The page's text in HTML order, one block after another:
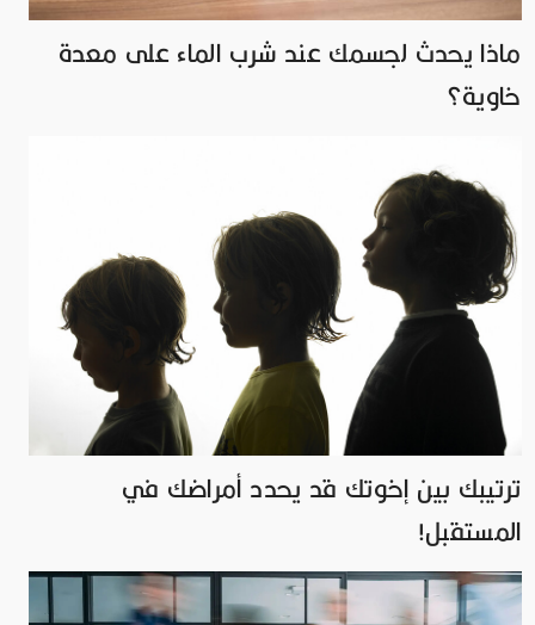
ماذا يحدث لجسمك عند شرب الماء على معدة
خاوية؟
ترتيبك بين إخوتك قد يحدد أمراضك في
المستقبل!